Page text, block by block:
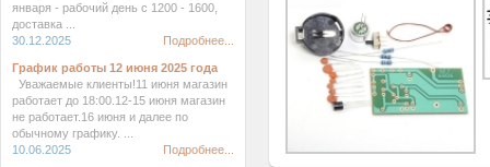
января - рабочий день с 1200 - 1600,
доставка ...
30.12.2025
Подробнее...
График работы 12 июня 2025 года
Уважаемые клиенты!11 июня магазин
работает до 18:00.12-15 июня магазин
не работает.16 июня и далее по
обычному графику. ...
10.06.2025
Подробнее...